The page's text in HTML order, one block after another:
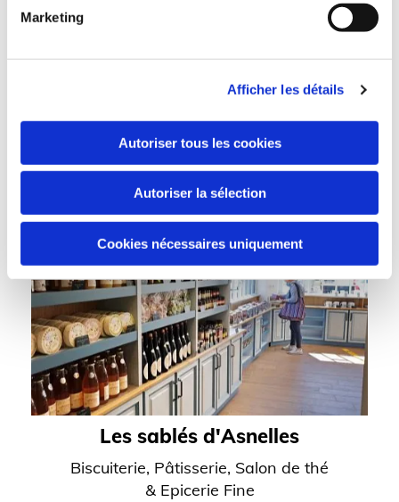
Marketing
Afficher les détails
Autoriser tous les cookies
Autoriser la sélection
Cookies nécessaires uniquement
Epicerie fine & Caviste
Les sablés d'Asnelles
Biscuiterie, Pâtisserie, Salon de thé
& Epicerie Fine